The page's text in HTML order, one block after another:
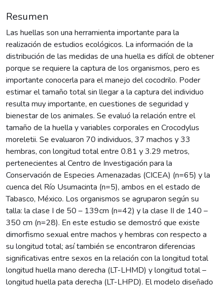
Resumen
Las huellas son una herramienta importante para la
realización de estudios ecológicos. La información de la
distribución de las medidas de una huella es difícil de obtener
porque se requiere la captura de los organismos, pero es
importante conocerla para el manejo del cocodrilo. Poder
estimar el tamaño total sin llegar a la captura del individuo
resulta muy importante, en cuestiones de seguridad y
bienestar de los animales. Se evaluó la relación entre el
tamaño de la huella y variables corporales en Crocodylus
moreletii. Se evaluaron 70 individuos, 37 machos y 33
hembras, con longitud total entre 0.81 y 3.29 metros,
pertenecientes al Centro de Investigación para la
Conservación de Especies Amenazadas (CICEA) (n=65) y la
cuenca del Río Usumacinta (n=5), ambos en el estado de
Tabasco, México. Los organismos se agruparon según su
talla: la clase I de 50 – 139cm (n=42) y la clase II de 140 –
350 cm (n=28). En este estudio se demostró que existe
dimorfismo sexual entre machos y hembras con respecto a
su longitud total; así también se encontraron diferencias
significativas entre sexos en la relación con la longitud total
longitud huella mano derecha (LT-LHMD) y longitud total –
longitud huella pata derecha (LT-LHPD). El modelo diseñado